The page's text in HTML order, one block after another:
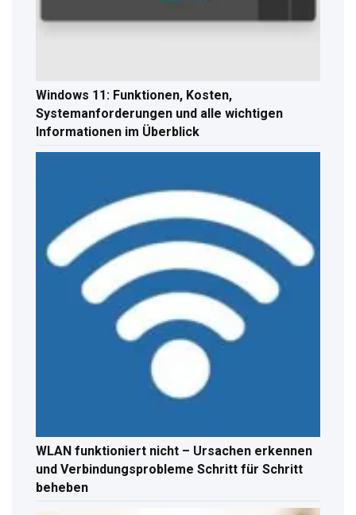
Windows 11: Funktionen, Kosten,
Systemanforderungen und alle wichtigen
Informationen im Überblick
WLAN funktioniert nicht – Ursachen erkennen
und Verbindungsprobleme Schritt für Schritt
beheben